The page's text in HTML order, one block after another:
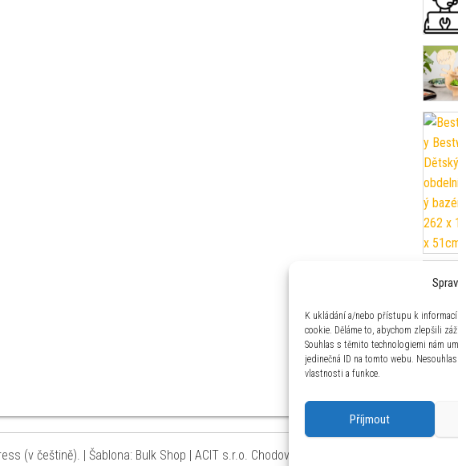
K ukládání a/nebo přístupu k
cookie. Děláme to, abychom zlepšili
Souhlas s těmito technologiemi nám
jedinečná ID na tomto webu.
vlastnosti a funkce.
Příjmout
(v češtině). | Šablona: Bulk Shop | ACIT s.r.o. Chodovská 228/3 Praha 4 IČ: 26454424